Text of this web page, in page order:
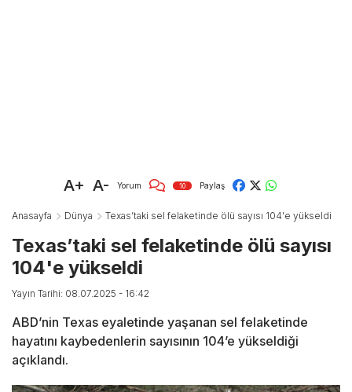
A+ A- Yorum 10 Paylaş
Anasayfa Dünya Texas’taki sel felaketinde ölü sayısı 104'e yükseldi
Texas’taki sel felaketinde ölü sayısı
104'e yükseldi
Yayın Tarihi: 08.07.2025 - 16:42
ABD’nin Texas eyaletinde yaşanan sel felaketinde
hayatını kaybedenlerin sayısının 104’e yükseldiği
açıklandı.